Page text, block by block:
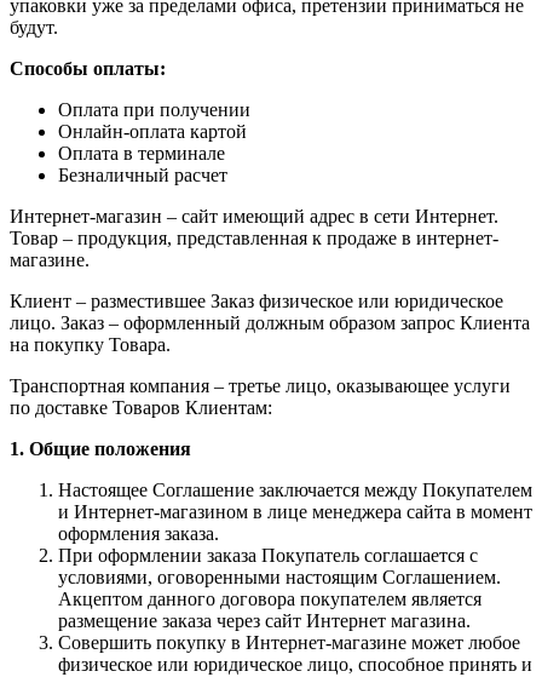
упаковки уже за пределами офиса, претензии приниматься не
будут.
Способы оплаты:
Оплата при получении
Онлайн-оплата картой
Оплата в терминале
Безналичный расчет
Интернет-магазин – сайт имеющий адрес в сети Интернет.
Товар – продукция, представленная к продаже в интернет-
магазине.
Клиент – разместившее Заказ физическое или юридическое
лицо. Заказ – оформленный должным образом запрос Клиента
на покупку Товара.
Транспортная компания – третье лицо, оказывающее услуги
по доставке Товаров Клиентам:
1. Общие положения
Настоящее Соглашение заключается между Покупателем
и Интернет-магазином в лице менеджера сайта в момент
оформления заказа.
При оформлении заказа Покупатель соглашается с
условиями, оговоренными настоящим Соглашением.
Акцептом данного договора покупателем является
размещение заказа через сайт Интернет магазина.
Совершить покупку в Интернет-магазине может любое
физическое или юридическое лицо, способное принять и